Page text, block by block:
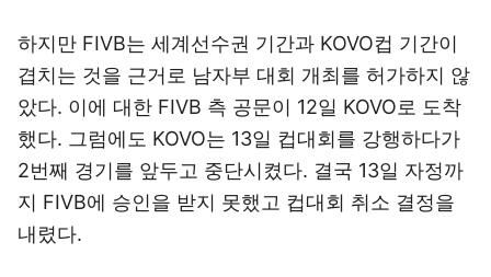
하지만 FIVB는 세계선수권 기간과 KOVO컵 기간이
겹치는 것을 근거로 남자부 대회 개최를 허가하지 않
았다. 이에 대한 FIVB 측 공문이 12일 KOVO로 도착
했다. 그럼에도 KOVO는 13일 컵대회를 강행하다가
2번째 경기를 앞두고 중단시켰다. 결국 13일 자정까
지 FIVB에 승인을 받지 못했고 컵대회 취소 결정을
내렸다.